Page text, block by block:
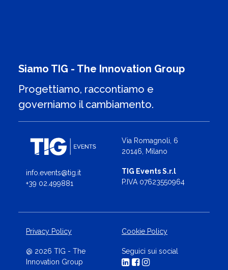
Siamo TIG - The Innovation Group
Progettiamo, raccontiamo e
governiamo il cambiamento.
info.events@tig.it
+39 02.499881
Via Romagnoli, 6
20146, Milano
TIG Events S.r.l
P.IVA 07623550964
Privacy Policy Cookie Policy
@ 2026 TIG - The
Innovation Group
Seguici sui social